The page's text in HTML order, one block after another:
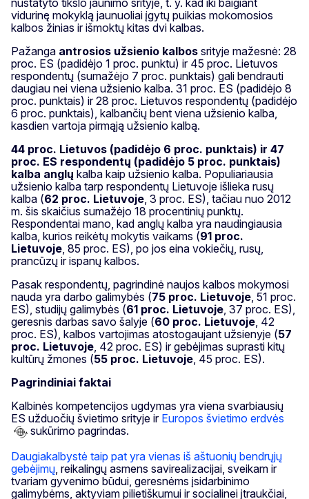
vidurinę mokyklą jaunuoliai įgytų puikias mokomosios
kalbos žinias ir išmoktų kitas dvi kalbas.
Pažanga antrosios užsienio kalbos srityje mažesnė: 28
proc. ES (padidėjo 1 proc. punktu) ir 45 proc. Lietuvos
respondentų (sumažėjo 7 proc. punktais) gali bendrauti
daugiau nei viena užsienio kalba. 31 proc. ES (padidėjo 8
proc. punktais) ir 28 proc. Lietuvos respondentų (padidėjo
6 proc. punktais), kalbančių bent viena užsienio kalba,
kasdien vartoja pirmąją užsienio kalbą.
44 proc. Lietuvos (padidėjo 6 proc. punktais) ir 47
proc. ES respondentų (padidėjo 5 proc. punktais)
kalba anglų kalba kaip užsienio kalba. Populiariausia
užsienio kalba tarp respondentų Lietuvoje išlieka rusų
kalba (62 proc. Lietuvoje , 3 proc. ES), tačiau nuo 2012
m. šis skaičius sumažėjo 18 procentinių punktų.
Respondentai mano, kad anglų kalba yra naudingiausia
kalba, kurios reikėtų mokytis vaikams (91 proc.
Lietuvoje , 85 proc. ES), po jos eina vokiečių, rusų,
prancūzų ir ispanų kalbos.
Pasak respondentų, pagrindinė naujos kalbos mokymosi
nauda yra darbo galimybės (75 proc. Lietuvoje , 51 proc.
ES), studijų galimybės (61 proc. Lietuvoje , 37 proc. ES),
geresnis darbas savo šalyje (60 proc. Lietuvoje , 42
proc. ES), kalbos vartojimas atostogaujant užsienyje (57
proc. Lietuvoje , 42 proc. ES) ir gebėjimas suprasti kitų
kultūrų žmones (55 proc. Lietuvoje , 45 proc. ES).
Pagrindiniai faktai
Kalbinės kompetencijos ugdymas yra viena svarbiausių
ES užduočių švietimo srityje ir Europos švietimo erdvės
sukūrimo pagrindas.
Daugiakalbystė taip pat yra vienas iš aštuonių bendrųjų
gebėjimų , reikalingų asmens savirealizacijai, sveikam ir
tvariam gyvenimo būdui, geresnėms įsidarbinimo
galimybėms, aktyviam pilietiškumui ir socialinei įtraukčiai,